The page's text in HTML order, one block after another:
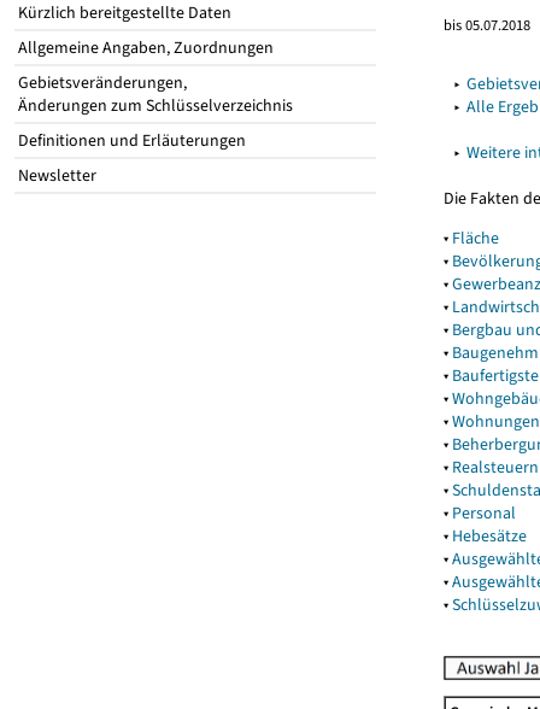
Kürzlich bereitgestellte Daten
Allgemeine Angaben, Zuordnungen
Gebietsveränderungen,
Änderungen zum Schlüsselverzeichnis
Definitionen und Erläuterungen
Newsletter
bis 05.07.2018
▸
▸ Alle
▸ Weitere
Die Fakten
▾ Fläche
▾
▾
▾
▾ Bergbau
▾
▾
▾
▾Wohnungen
▾
▾ Realsteuern
▾
▾ Personal
▾ Hebesätze
▾
▾
▾